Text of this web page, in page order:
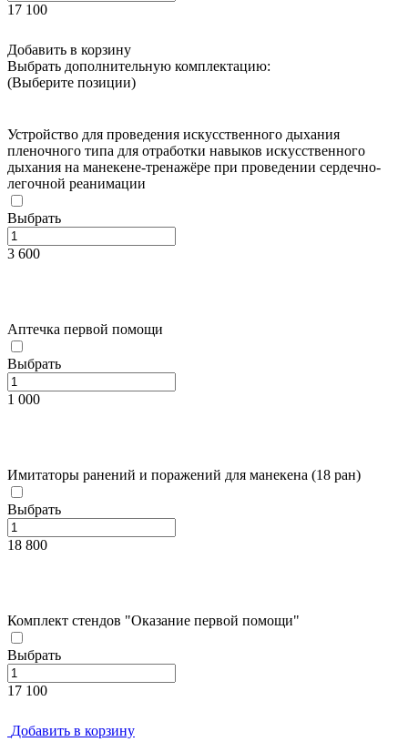
17 100
Добавить в корзину
Выбрать дополнительную комплектацию:
(Выберите позиции)
Устройство для проведения искусственного дыхания
пленочного типа для отработки навыков искусственного
дыхания на манекене-тренажёре при проведении сердечно-
легочной реанимации
Выбрать
3 600
Аптечка первой помощи
Выбрать
1 000
Имитаторы ранений и поражений для манекена (18 ран)
Выбрать
18 800
Комплект стендов "Оказание первой помощи"
Выбрать
17 100
Добавить в корзину